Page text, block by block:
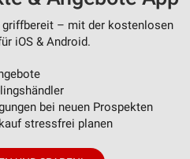
griffbereit – mit der kostenlosen
iOS & Android.
bei neuen Prospekten
stressfrei planen